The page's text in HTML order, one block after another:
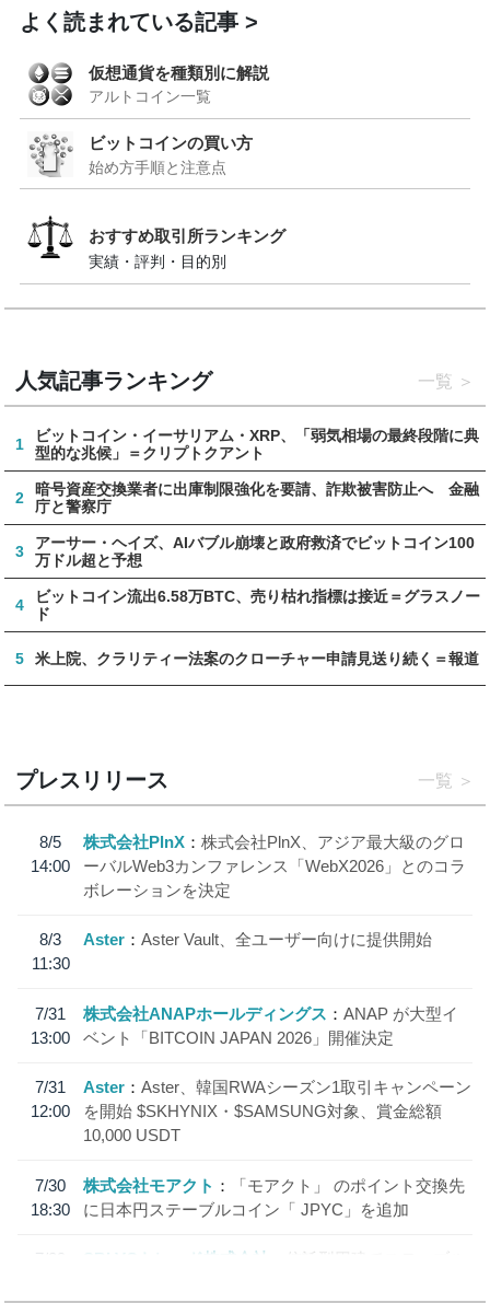
よく読まれている記事
仮想通貨を種類別に解説
アルトコイン一覧
ビットコインの買い方
始め方手順と注意点
おすすめ取引所ランキング
実績・評判・目的別
人気記事ランキング 一覧
1
ビットコイン・イーサリアム・XRP、「弱気相場の最終段階に典
型的な兆候」＝クリプトクアント
2
暗号資産交換業者に出庫制限強化を要請、詐欺被害防止へ 金融
庁と警察庁
3
アーサー・ヘイズ、AIバブル崩壊と政府救済でビットコイン100
万ドル超と予想
4
ビットコイン流出6.58万BTC、売り枯れ指標は接近＝グラスノー
ド
5 米上院、クラリティー法案のクローチャー申請見送り続く＝報道
プレスリリース 一覧
8/5
14:00
株式会社PlnX
株式会社PlnX、アジア最大級のグロ
ーバルWeb3カンファレンス「WebX2026」とのコラ
ボレーションを決定
8/3
11:30
Aster Aster Vault、全ユーザー向けに提供開始
7/31
13:00
株式会社ANAPホールディングス
ANAP が大型イ
ベント「BITCOIN JAPAN 2026」開催決定
7/31
12:00
Aster
Aster、韓国RWAシーズン1取引キャンペーン
を開始 $SKHYNIX・$SAMSUNG対象、賞金総額
10,000 USDT
7/30
18:30
株式会社モアクト
「モアクト」 のポイント交換先
に日本円ステーブルコイン「 JPYC」を追加
7/29
SBI VCトレード株式会社
信託型円建てステーブル